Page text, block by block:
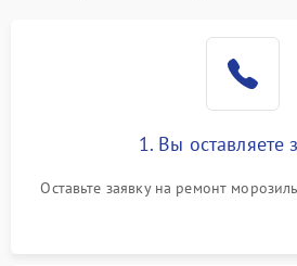
1. Вы оставляете
Оставьте заявку на ремонт